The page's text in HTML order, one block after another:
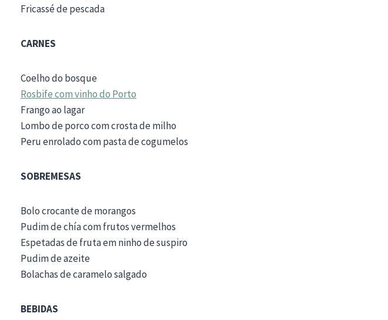
Fricassé de pescada
CARNES
Coelho do bosque
Rosbife com vinho do Porto
Frango ao lagar
Lombo de porco com crosta de milho
Peru enrolado com pasta de cogumelos
SOBREMESAS
Bolo crocante de morangos
Pudim de chía com frutos vermelhos
Espetadas de fruta em ninho de suspiro
Pudim de azeite
Bolachas de caramelo salgado
BEBIDAS